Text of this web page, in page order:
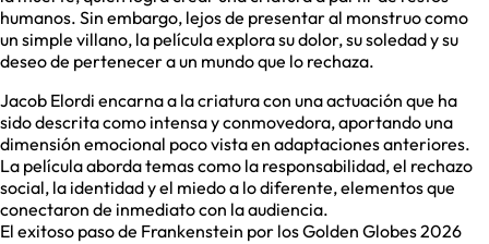
humanos. Sin embargo, lejos de presentar al monstruo como
un simple villano, la película explora su dolor, su soledad y su
deseo de pertenecer a un mundo que lo rechaza.
Jacob Elordi encarna a la criatura con una actuación que ha
sido descrita como intensa y conmovedora, aportando una
dimensión emocional poco vista en adaptaciones anteriores.
La película aborda temas como la responsabilidad, el rechazo
social, la identidad y el miedo a lo diferente, elementos que
conectaron de inmediato con la audiencia.
El exitoso paso de Frankenstein por los Golden Globes 2026